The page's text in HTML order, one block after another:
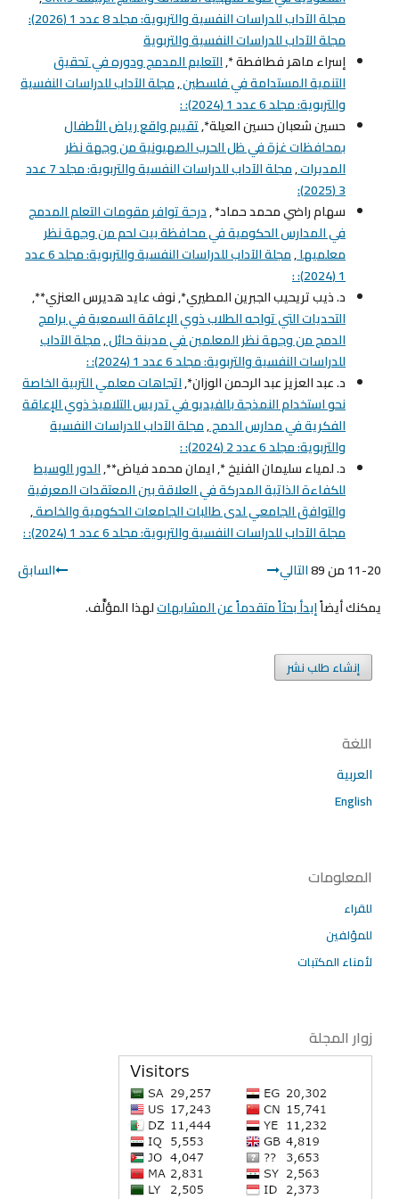
مجلة الآداب للدراسات النفسية والتربوية: مجلد 8 عدد 1 (2026):
مجلة الآداب للدراسات النفسية والتربوية
إسراء ماهر فطافطة *,التعليم المدمج ودوره في تحقيق
التنمية المستدامة في فلسطين,مجلة الآداب للدراسات النفسية
والتربوية: مجلد 6 عدد 1 (2024): :
حسين شعبان حسين العيلة*,تقييم واقع رياض الأطفال
بمحافظات غزة في ظل الحرب الصهيونية من وجهة نظر
المديرات,
مجلة الآداب للدراسات النفسية والتربوية: مجلد 7 عدد
3 (2025):
سهام راضي محمد حماد* ,درجة توافر مقومات التعلم المدمج
في المدارس الحكومية في محافظة بيت لحم من وجهة نظر
معلميها,
مجلة الآداب للدراسات النفسية والتربوية: مجلد 6 عدد
1 (2024): :
د. ذيب تريحيب الجبرين المطيري*, نوف عايد هديرس العنزي**,
التحديات التي تواجه الطلاب ذوي الإعاقة السمعية في برامج
الدمج من وجهة نظر المعلمين في مدينة حائل,مجلة الآداب
للدراسات النفسية والتربوية: مجلد 6 عدد 1 (2024): :
د. عبد العزيز عبد الرحمن الوزان*,اتجاهات معلمي التربية الخاصة
نحو استخدام النمذجة بالفيديو في تدريس التلاميذ ذوي الإعاقة
الفكرية في مدارس الدمج,مجلة الآداب للدراسات النفسية
والتربوية: مجلد 6 عدد 2 (2024): :
د. لمياء سليمان الفنيخ *, ايمان محمد فياض**,الدور الوسيط
للكفاءة الذاتية المدركة في العلاقة بين المعتقدات المعرفية
والتوافق الجامعي لدى طالبات الجامعات الحكومية والخاصة,
مجلة الآداب للدراسات النفسية والتربوية: مجلد 6 عدد 1 (2024): :
السابق
11-20 من 89
التالي
يمكنك أيضاًإبدأ بحثاً متقدماً عن المشابهاتلهذا المؤلَّف.
إنشاء طلب نشر
اللغة
العربية
English
المعلومات
للقراء
للمؤلفين
لأمناء المكتبات
زوار المجلة